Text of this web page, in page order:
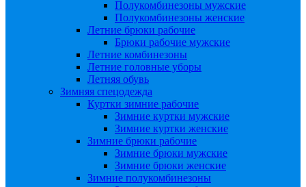
Полукомбинезоны мужские
Полукомбинезоны женские
Летние брюки рабочие
Брюки рабочие мужские
Летние комбинезоны
Летние головные уборы
Летняя обувь
Зимняя спецодежда
Куртки зимние рабочие
Зимние куртки мужские
Зимние куртки женские
Зимние брюки рабочие
Зимние брюки мужские
Зимние брюки женские
Зимние полукомбинезоны